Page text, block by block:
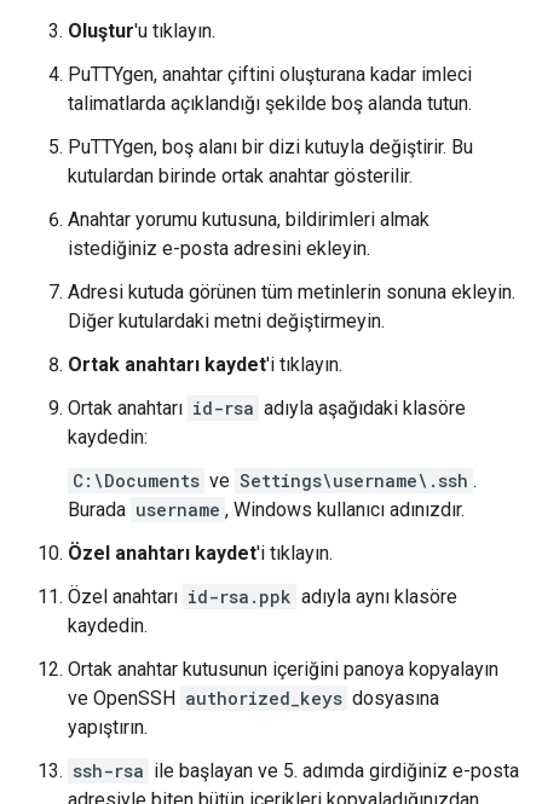
Oluştur'u tıklayın.
PuTTYgen, anahtar çiftini oluşturana kadar imleci
talimatlarda açıklandığı şekilde boş alanda tutun.
PuTTYgen, boş alanı bir dizi kutuyla değiştirir. Bu
kutulardan birinde ortak anahtar gösterilir.
Anahtar yorumu kutusuna, bildirimleri almak
istediğiniz e-posta adresini ekleyin.
Adresi kutuda görünen tüm metinlerin sonuna ekleyin.
Diğer kutulardaki metni değiştirmeyin.
Ortak anahtarı kaydet'i tıklayın.
Ortak anahtarı id-rsa adıyla aşağıdaki klasöre
kaydedin:
C:\Documents ve Settings\username\.ssh .
Burada username , Windows kullanıcı adınızdır.
Özel anahtarı kaydet'i tıklayın.
Özel anahtarı id-rsa.ppk adıyla aynı klasöre
kaydedin.
Ortak anahtar kutusunun içeriğini panoya kopyalayın
ve OpenSSH authorized_keys dosyasına
yapıştırın.
ssh-rsa ile başlayan ve 5. adımda girdiğiniz e-posta